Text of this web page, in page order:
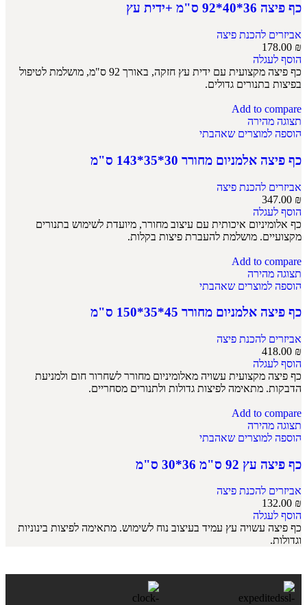
כף פיצה 36*40*92 ס"מ +ידית עץ
אביזרים להכנת פיצה
178.00 ₪
הוסף לעגלה
כף פיצה מקצועית עם ידית עץ חזקה, באורך 92 ס"מ, מושלמת לטיפול
בפיצות בתנורים גדולים.
Add to compare
תצוגה מהירה
הוספה למוצרים שאהבתי
כף פיצה אלמניום מחורר 30*35*143 ס"מ
אביזרים להכנת פיצה
347.00 ₪
הוסף לעגלה
כף אלומיניום איכותית עם עיצוב מחורר, מיועדת לשימוש בתנורים
מקצועיים. מושלמת להעברת פיצות בקלות.
Add to compare
תצוגה מהירה
הוספה למוצרים שאהבתי
כף פיצה אלמניום מחורר 45*35*150 ס"מ
אביזרים להכנת פיצה
418.00 ₪
הוסף לעגלה
כף פיצה מקצועית עשויה מאלומיניום מחורר לשחרור חום ולמניעת
הדבקות. מתאימה לפיצות גדולות ולתנורים מסחריים.
Add to compare
תצוגה מהירה
הוספה למוצרים שאהבתי
כף פיצה עץ 92 ס"מ 36*30 ס"מ
אביזרים להכנת פיצה
132.00 ₪
הוסף לעגלה
כף פיצה עשויה עץ עמיד בעיצוב נוח לשימוש. מתאימה לפיצות בינוניות
וגדולות.